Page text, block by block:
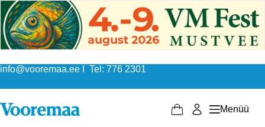
Skip
to
content
info@vooremaa.ee I Tel: 776 2301
Shopping
Menüü